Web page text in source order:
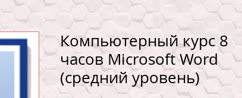
Компьютерный курс 8
часов Microsoft Word
(средний уровень)